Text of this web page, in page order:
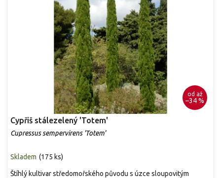
od až
–34 %
Cypřiš stálezelený 'Totem'
Cupressus sempervirens 'Totem'
Skladem (175 ks)
Štíhlý kultivar středomořského původu s úzce sloupovitým